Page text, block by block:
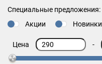
Специальные предложения:
Акции
Новинки
Цена -